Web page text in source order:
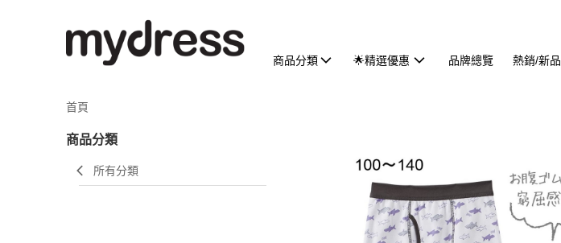
商品分類 🌟精選優惠 品牌總覽 熱銷/新品
首頁
商品分類
所有分類